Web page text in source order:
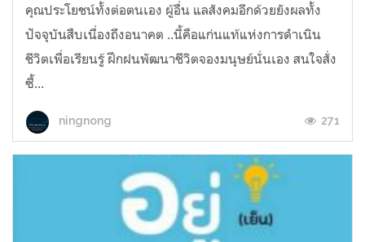
คุณประโยชน์ทั้งต่อตนเอง​ ผู้อื่น​ แลสังคมอีกด้วยยังผลทั้ง
ปัจจุบันสืบเนื่องถึงอนาคต​ ..นี้คือแก่นแท้แห่งการดำเนิน
ชีวิตเพื่อเรียนรู้​ ฝึก​ฝน​พัฒนาชีวิตจองมนุษย์นั่นเอง สนใจสั่ง
ซื้...
ningnong 271